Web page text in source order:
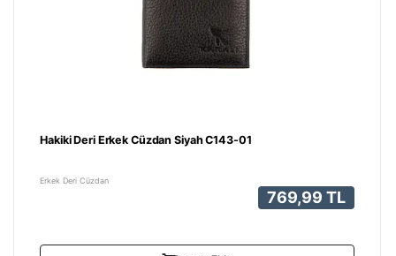
Hakiki Deri Erkek Cüzdan Siyah C143-01
Erkek Deri Cüzdan
769,99 TL